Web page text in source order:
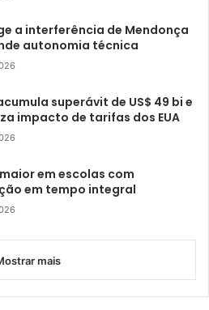
a interferência de Mendonça
autonomia técnica
superávit de US$ 49 bi e
impacto de tarifas dos EUA
em escolas com
em tempo integral
mais